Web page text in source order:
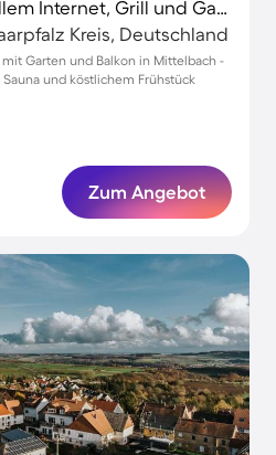
Wohnung mit schnellem Internet, Grill und Garten | Gartenblick
Kreis, Deutschland
Garten und Balkon in Mittelbach -
und köstlichem Frühstück
Zum Angebot